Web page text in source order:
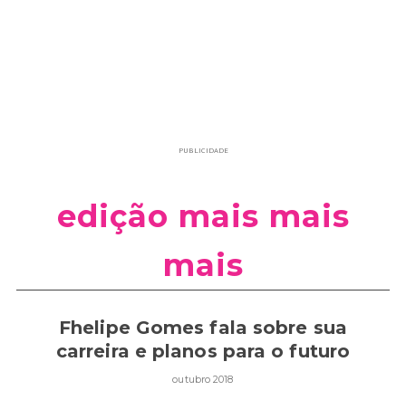
PUBLICIDADE
edição mais mais
mais
Fhelipe Gomes fala sobre sua
carreira e planos para o futuro
outubro 2018